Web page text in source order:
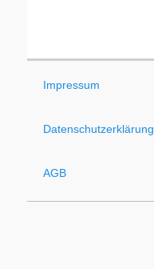
Impressum
Datenschutzerklärung
AGB